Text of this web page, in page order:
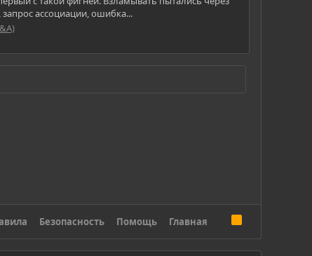
ассоциации, ошибка...
Безопасность Помощь Главная
S